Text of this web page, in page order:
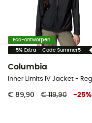
Eco-ontworpen
-5% Extra - Code Summer5
Columbia
€ 89,90 € 119,90 -25%